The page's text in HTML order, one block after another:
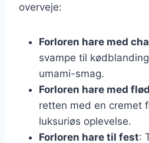
overveje:
Forloren hare med
svampe til
umami-smag.
Forloren hare med
retten med en cremet
luksuriøs oplevelse.
Forloren hare til fest: